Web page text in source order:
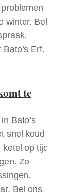
winter. Bel
Erf.
te
Bato’s
snel koud
ketel op tijd
Zo
Bel ons